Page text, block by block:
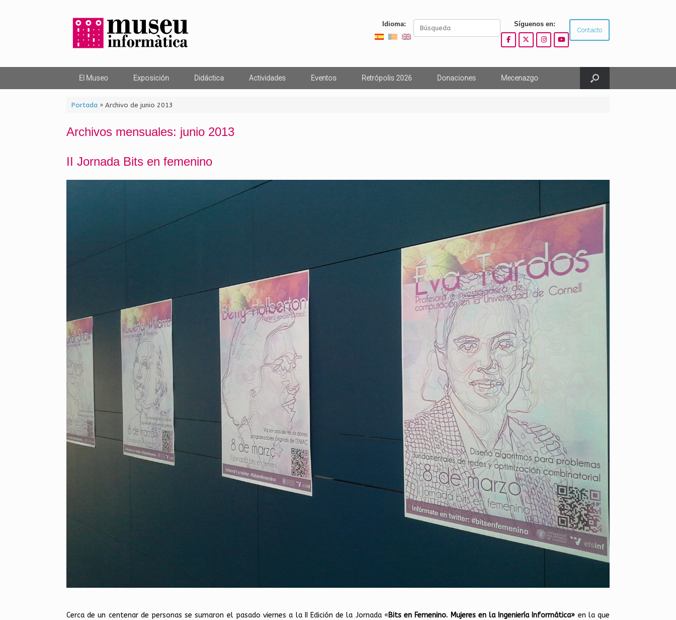
Idioma: Buscar:
Síguenos en:
Contacto
El Museo Exposición Didáctica Actividades Eventos Retrópolis 2026 Donaciones Mecenazgo
Portada» Archivo de junio 2013
Archivos mensuales: junio 2013
II Jornada Bits en femenino
Cerca de un centenar de personas se sumaron el pasado viernes a la II Edición de la Jornada «Bits en Femenino. Mujeres en la Ingeniería Informática» en la que